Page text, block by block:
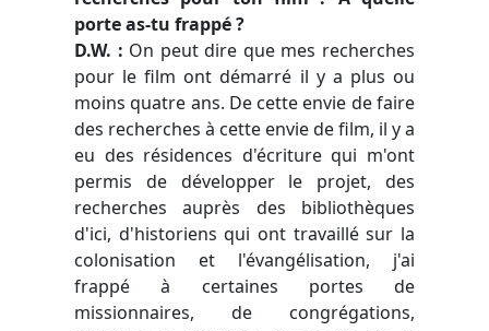
porte as-tu frappé ?
D.W. : On peut dire que mes recherches
pour le film ont démarré il y a plus ou
moins quatre ans. De cette envie de faire
des recherches à cette envie de film, il y a
eu des résidences d'écriture qui m'ont
permis de développer le projet, des
recherches auprès des bibliothèques
d'ici, d'historiens qui ont travaillé sur la
colonisation et l'évangélisation, j'ai
frappé à certaines portes de
missionnaires, de congrégations,